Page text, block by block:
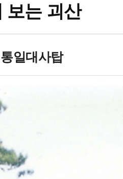
보는 괴산
일대사탑